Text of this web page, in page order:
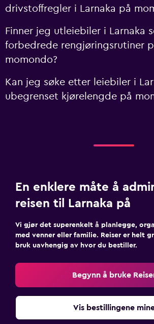
drivstoffregler i Larnaka på
Finner jeg utleiebiler i Larnaka
forbedrede rengjøringsrutiner
momondo?
Kan jeg søke etter leiebiler i
ubegrenset kjørelengde på
En enklere måte å
reisen til Larnaka på
Vi gjør det superenkelt å planlegge,
med venner eller familie. Reiser er helt
bruk uavhengig av hvor du bestiller.
Begynn å bruke
Vis bestillingene